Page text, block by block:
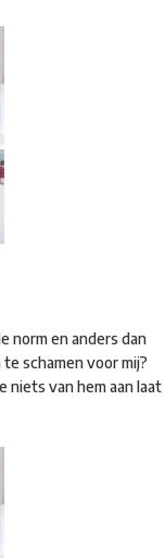
norm en anders dan
schamen voor mij?
niets van hem aan laat